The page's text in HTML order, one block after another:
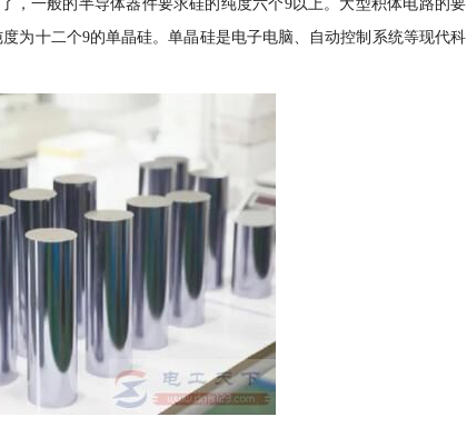
，一般的半导体器件要求硅的纯度六个9以上。大型积体电路的要
为十二个9的单晶硅。单晶硅是电子电脑、自动控制系统等现代科